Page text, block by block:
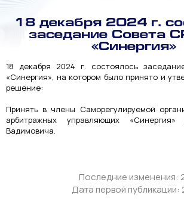
18 декабря 2024 г.
заседание Совета
«Синергия»
18 декабря 2024 г. состоялось
«Синергия», на котором было принято и
решение:
Принять в члены Саморегулируемой
арбитражных управляющих
Вадимовича.
Последние изменения:
Дата первой публикации: